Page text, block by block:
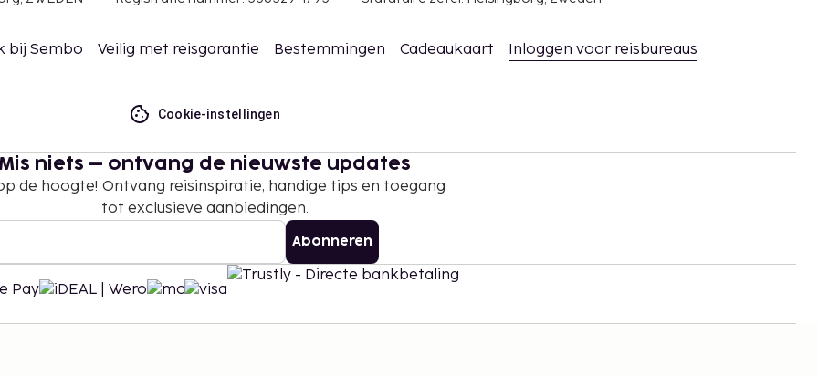
bij Sembo Veilig met reisgarantie Bestemmingen Cadeaukaart Inloggen voor reisbureaus
Cookie-instellingen
Mis niets – ontvang de nieuwste updates
de hoogte! Ontvang reisinspiratie, handige tips en toegang
tot exclusieve aanbiedingen.
Abonneren